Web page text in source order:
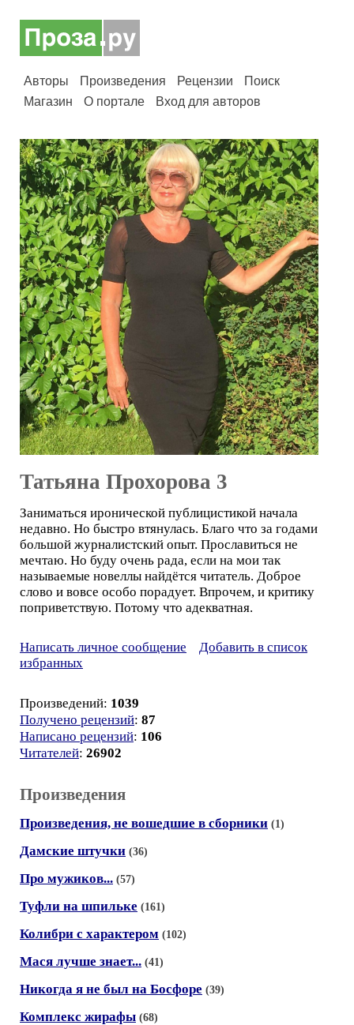
Авторы Произведения Рецензии
Поиск
Магазин
О портале Вход для авторов
Татьяна Прохорова 3
Заниматься иронической публицистикой начала
недавно. Но быстро втянулась. Благо что за годами
большой журналистский опыт. Прославиться не
мечтаю. Но буду очень рада, если на мои так
называемые новеллы найдётся читатель. Доброе
слово и вовсе особо порадует. Впрочем, и критику
поприветствую. Потому что адекватная.
Написать личное сообщение
Добавить в список
избранных
Произведений: 1039
Получено рецензий: 87
Написано рецензий: 106
Читателей: 26902
Произведения
Произведения, не вошедшие в сборники (1)
Дамские штучки (36)
Про мужиков... (57)
Туфли на шпильке (161)
Колибри с характером (102)
Мася лучше знает... (41)
Никогда я не был на Босфоре (39)
Комплекс жирафы (68)